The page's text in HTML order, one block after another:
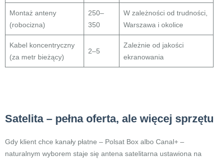
Montaż anteny
(robocizna)
250–
350
W zależności od trudności,
Warszawa i okolice
Kabel koncentryczny
(za metr bieżący)
2–5
Zależnie od jakości
ekranowania
Satelita – pełna oferta, ale więcej sprzętu
Gdy klient chce kanały płatne – Polsat Box albo Canal+ –
naturalnym wyborem staje się antena satelitarna ustawiona na